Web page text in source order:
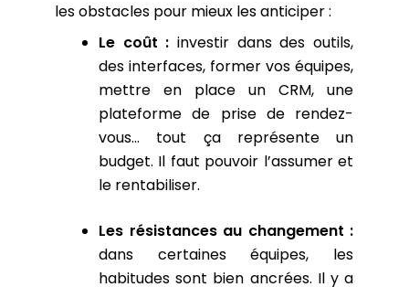
les obstacles pour mieux les anticiper :
Le coût :investir dans des outils,
des interfaces, former vos équipes,
mettre en place un CRM, une
plateforme de prise de rendez-
vous… tout ça représente un
budget. Il faut pouvoir l’assumer et
le rentabiliser.
Les résistances au changement :
dans certaines équipes, les
habitudes sont bien ancrées. Il y a